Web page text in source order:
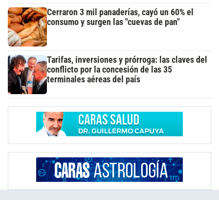
Cerraron 3 mil panaderías, cayó un 60% el
consumo y surgen las "cuevas de pan"
Tarifas, inversiones y prórroga: las claves del
conflicto por la concesión de las 35
terminales aéreas del país